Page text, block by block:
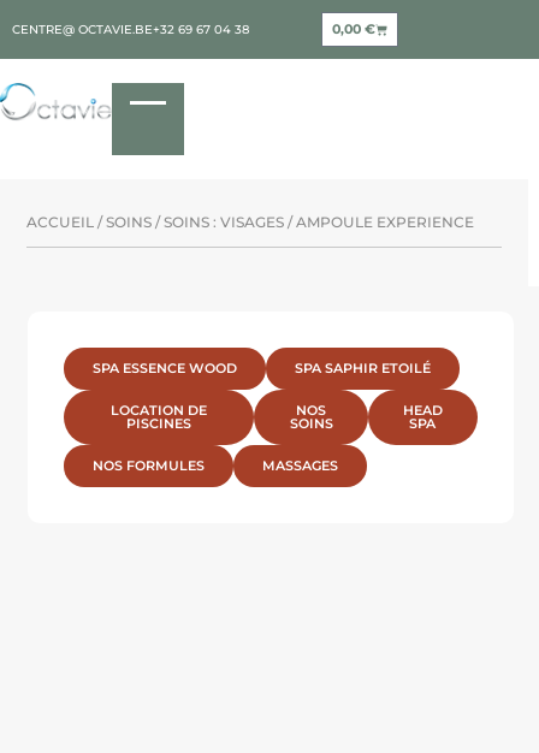
CENTRE@ OCTAVIE.BE+32 69 67 04 38 0,00 €
ACCUEIL/SOINS/SOINS : VISAGES/ AMPOULE EXPERIENCE
SPA ESSENCE WOOD SPA SAPHIR ETOILÉ
LOCATION DE
PISCINES
NOS
SOINS
HEAD
SPA
NOS FORMULES MASSAGES